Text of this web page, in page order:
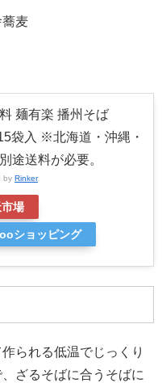
麦
麺有楽 播州そば
袋入 ※北海道・沖縄・
途送料が必要。
by Rinker
場
ショッピング
られる低温でじっくり
ざるそばに合うそばに